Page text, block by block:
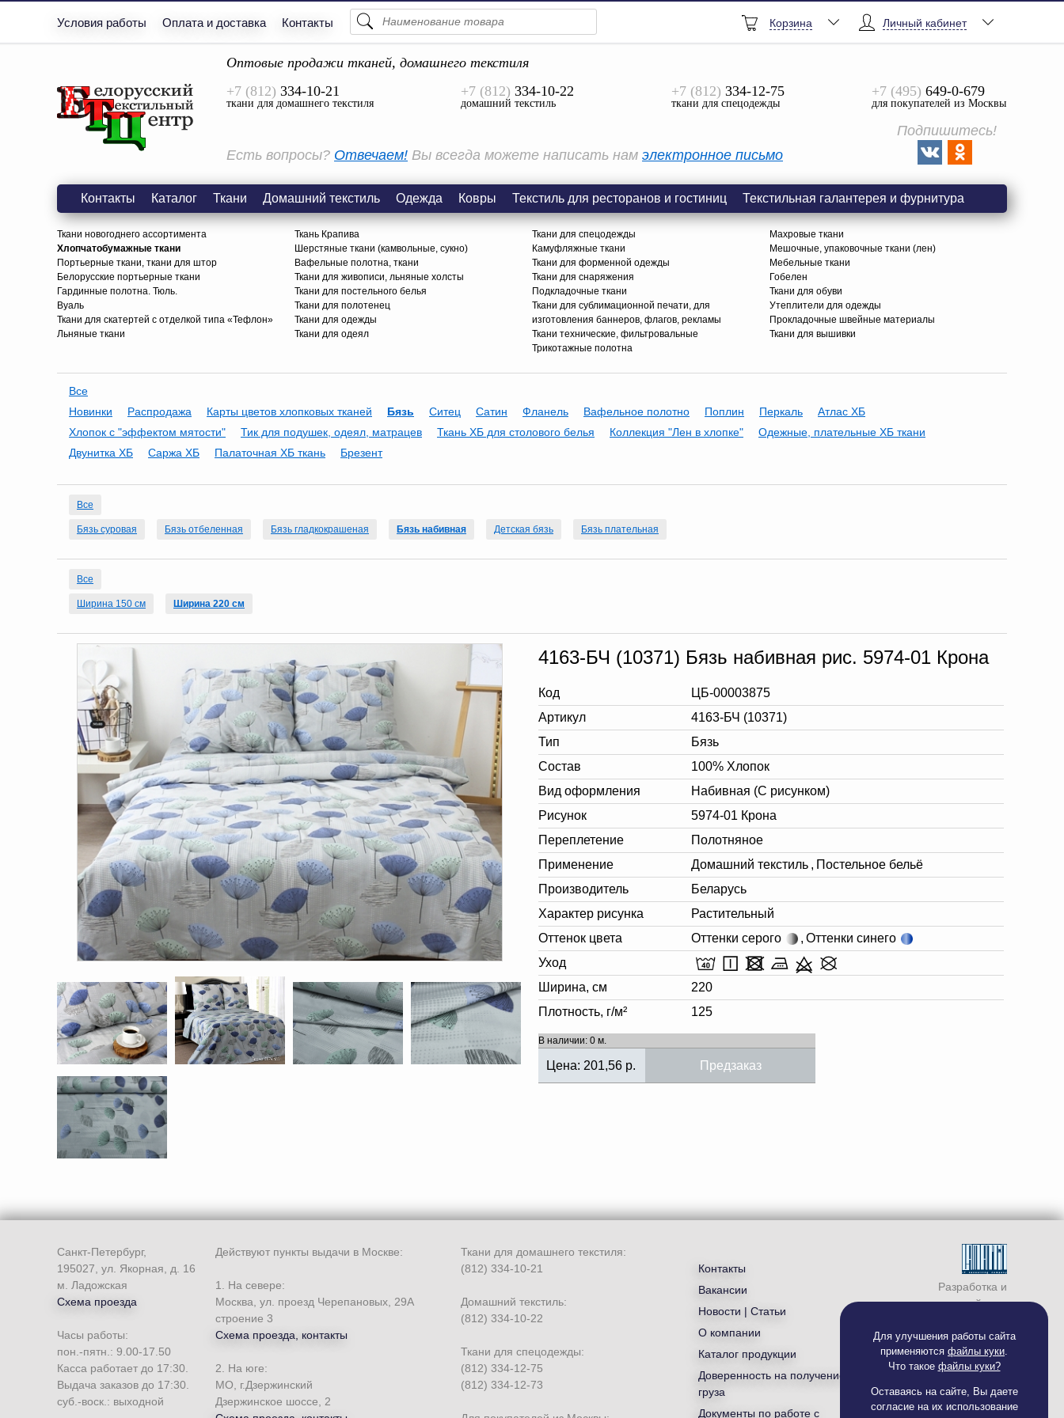
Для улучшения работы сайта
применяются файлы куки.
Что такое файлы куки?
Оставаясь на сайте, Вы даете
согласие на их использование
Условия работы Оплата и доставка Контакты
Просмотреть Все
Личный кабинет
Корзина
Оптовые продажи тканей, домашнего текстиля
+7 (812) 334-10-21
ткани для домашнего текстиля
+7 (812) 334-10-22
домашний текстиль
+7 (812) 334-12-75
ткани для спецодежды
+7 (495) 649-0-679
для покупателей из Москвы
Есть вопросы? Отвечаем! Вы всегда можете написать нам электронное письмо
Подпишитесь!
Контакты Каталог Ткани Домашний текстиль Одежда Ковры Текстиль для ресторанов и гостиниц Текстильная галантерея и фурнитура
Ткани новогоднего ассортимента
Хлопчатобумажные ткани
Портьерные ткани, ткани для штор
Белорусские портьерные ткани
Гардинные полотна. Тюль.
Вуаль
Ткани для скатертей с отделкой типа «Тефлон»
Льняные ткани
Ткань Крапива
Шерстяные ткани (камвольные, сукно)
Вафельные полотна, ткани
Ткани для живописи, льняные холсты
Ткани для постельного белья
Ткани для полотенец
Ткани для одежды
Ткани для одеял
Ткани для спецодежды
Камуфляжные ткани
Ткани для форменной одежды
Ткани для снаряжения
Подкладочные ткани
Ткани для сублимационной печати, для
изготовления баннеров, флагов, рекламы
Ткани технические, фильтровальные
Трикотажные полотна
Махровые ткани
Мешочные, упаковочные ткани (лен)
Мебельные ткани
Гобелен
Ткани для обуви
Утеплители для одежды
Прокладочные швейные материалы
Ткани для вышивки
Все
Новинки
Распродажа Карты цветов хлопковых тканей Бязь Ситец Сатин Фланель Вафельное полотно Поплин Перкаль
Атлас ХБ
Хлопок с "эффектом мятости"
Тик для подушек, одеял, матрацев Ткань ХБ для столового белья Коллекция "Лен в хлопке"
Одежные, плательные ХБ ткани
Двунитка ХБ
Саржа ХБ Палаточная ХБ ткань Брезент
Все
Бязь суровая Бязь отбеленная Бязь гладкокрашеная Бязь набивная Детская бязь Бязь плательная
Все
Ширина 150 см Ширина 220 см
4163-БЧ (10371) Бязь набивная рис. 5974-01 Крона
Код
ЦБ-00003875
Артикул
4163-БЧ (10371)
Тип
Бязь
Состав
100% Хлопок
Вид оформления
Набивная (С рисунком)
Рисунок
5974-01 Крона
Переплетение
Полотняное
Применение
Домашний текстиль , Постельное бельё
Производитель
Беларусь
Характер рисунка
Растительный
Оттенок цвета
Оттенки серого , Оттенки синего
Уход
Ширина, см
220
Плотность, г/м²
125
В наличии: 0 м.
Цена: 201,56 р. Предзаказ
Разработка и
продвижение сайта —
Санкт-Петербург,
195027, ул. Якорная, д. 16
м. Ладожская
Схема проезда
Часы работы:
пон.-пятн.: 9.00-17.50
Касса работает до 17:30.
Выдача заказов до 17:30.
суб.-воск.: выходной
Действуют пункты выдачи в Москве:
1. На севере:
Москва, ул. проезд Черепановых, 29А
строение 3
Схема проезда, контакты
2. На юге:
МО, г.Дзержинский
Дзержинское шоссе, 2
Ткани для домашнего текстиля:
(812) 334-10-21
Домашний текстиль:
(812) 334-10-22
Ткани для спецодежды:
(812) 334-12-75
(812) 334-12-73
Контакты
Вакансии
Новости | Статьи
О компании
Каталог продукции
Доверенность на получение
груза
Документы по работе с